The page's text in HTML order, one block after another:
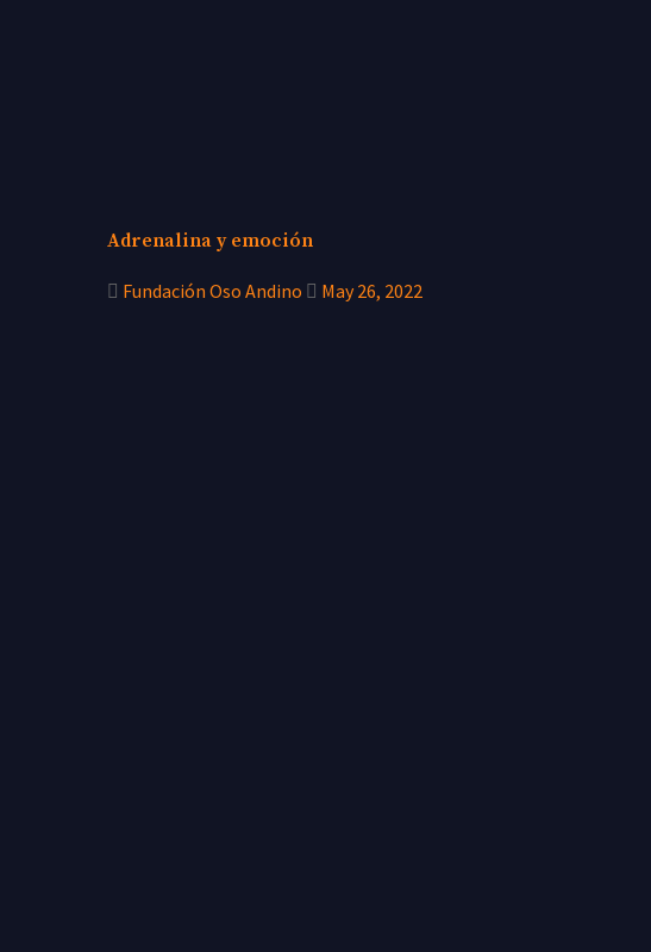
Adrenalina y emoción
Fundación Oso Andino May 26, 2022